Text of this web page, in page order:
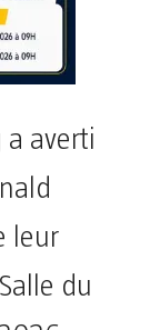
a averti
leur
du